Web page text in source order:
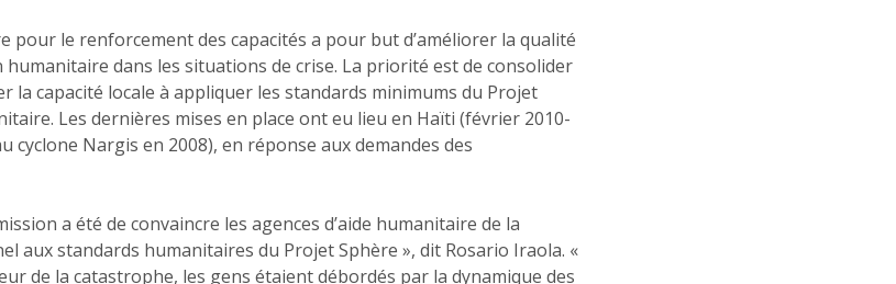
pour le renforcement des capacités a pour but d’améliorer la qualité
dans les situations de crise. La priorité est de consolider
la capacité locale à appliquer les standards minimums du Projet
Les dernières mises en place ont eu lieu en Haïti (février 2010-
cyclone Nargis en 2008), en réponse aux demandes des
a été de convaincre les agences d’aide humanitaire de la
aux standards humanitaires du Projet Sphère », dit Rosario Iraola. «
de la catastrophe, les gens étaient débordés par la dynamique des